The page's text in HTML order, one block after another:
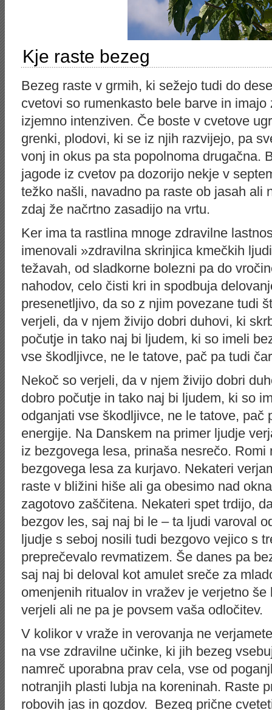
Kje raste bezeg
Bezeg raste v grmih, ki sežejo tudi do
cvetovi so rumenkasto bele barve in
izjemno intenziven. Če boste v cvetove
grenki, plodovi, ki se iz njih razvijejo, pa
vonj in okus pa sta popolnoma drugačna.
jagode iz cvetov pa dozorijo nekje v
težko našli, navadno pa raste ob jasah ali
zdaj že načrtno zasadijo na vrtu.
Ker ima ta rastlina mnoge zdravilne
imenovali »zdravilna skrinjica kmečkih
težavah, od sladkorne bolezni pa do
nahodov, celo čisti kri in spodbuja
presenetljivo, da so z njim povezane tudi
verjeli, da v njem živijo dobri duhovi, ki
počutje in tako naj bi ljudem, ki so imeli
vse škodljivce, ne le tatove, pač pa tudi
Nekoč so verjeli, da v njem živijo dobri
dobro počutje in tako naj bi ljudem, ki so
odganjati vse škodljivce, ne le tatove, pač
energije. Na Danskem na primer ljudje
iz bezgovega lesa, prinaša nesrečo. Romi
bezgovega lesa za kurjavo. Nekateri
raste v bližini hiše ali ga obesimo nad
zagotovo zaščitena. Nekateri spet trdijo,
bezgov les, saj naj bi le – ta ljudi varoval
ljudje s seboj nosili tudi bezgovo vejico s
preprečevalo revmatizem. Še danes pa
saj naj bi deloval kot amulet sreče za
omenjenih ritualov in vražev je verjetno
verjeli ali ne pa je povsem vaša odločitev.
V kolikor v vraže in verovanja ne
na vse zdravilne učinke, ki jih bezeg
namreč uporabna prav cela, vse od
notranjih plasti lubja na koreninah. Raste
robovih jas in gozdov. Bezeg prične